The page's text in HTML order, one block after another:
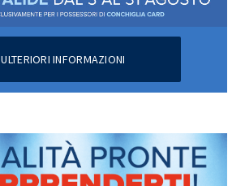
ULTERIORI INFORMAZIONI